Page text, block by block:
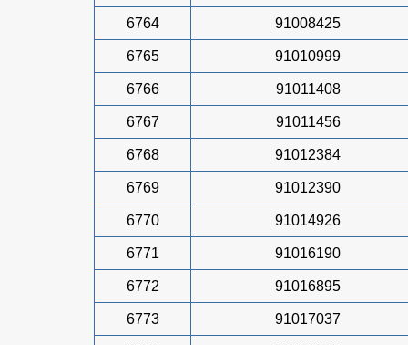
6764 91008425
6765 91010999
6766 91011408
6767 91011456
6768 91012384
6769 91012390
6770 91014926
6771 91016190
6772 91016895
6773 91017037